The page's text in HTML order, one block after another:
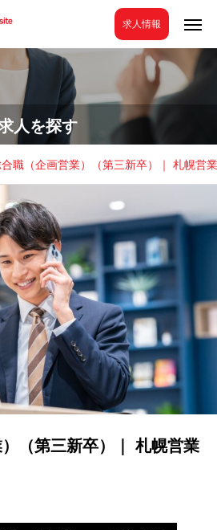
人を探す
職（企画営業）（第三新卒）｜ 札幌営
（第三新卒）｜ 札幌営業